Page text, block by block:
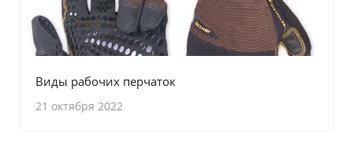
Виды рабочих перчаток
21 октября 2022